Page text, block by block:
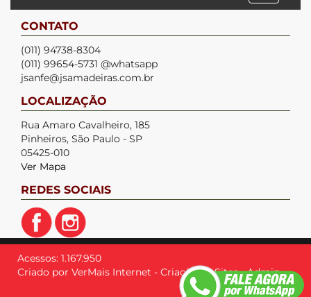
CONTATO
(011) 94738-8304
(011) 99654-5731 @whatsapp
jsanfe@jsamadeiras.com.br
LOCALIZAÇÃO
Rua Amaro Cavalheiro, 185
Pinheiros, São Paulo - SP
05425-010
Ver Mapa
REDES SOCIAIS
Acessos: 1.167.950
Criado por VerMais Internet - Criação de Sites-Admin